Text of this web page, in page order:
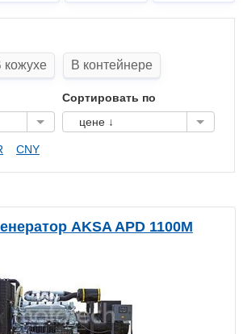
кожухе В контейнере
Сортировать по
цене ↓
CNY
AKSA APD 1100M